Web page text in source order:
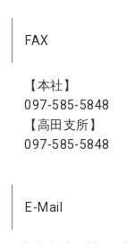
FAX
【本社】
097-585-5848
【高田支所】
097-585-5848
E-Mail